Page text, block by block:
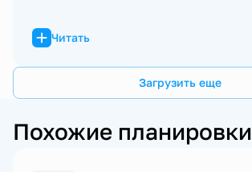
Читать
Загрузить еще
Похожие планировки